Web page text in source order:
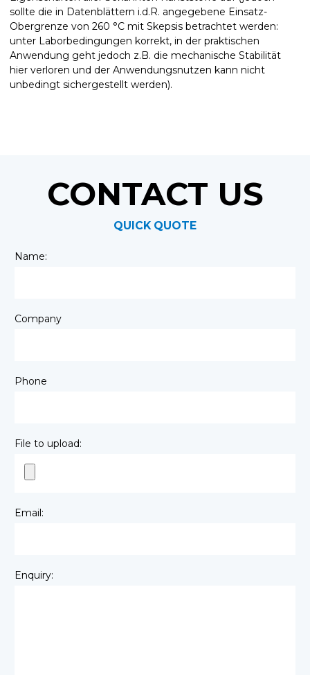
sollte die in Datenblättern i.d.R. angegebene Einsatz-
Obergrenze von 260 °C mit Skepsis betrachtet werden:
unter Laborbedingungen korrekt, in der praktischen
Anwendung geht jedoch z.B. die mechanische Stabilität
hier verloren und der Anwendungsnutzen kann nicht
unbedingt sichergestellt werden).
CONTACT US
QUICK QUOTE
Name:
Company
Phone
File to upload:
Email:
Enquiry: